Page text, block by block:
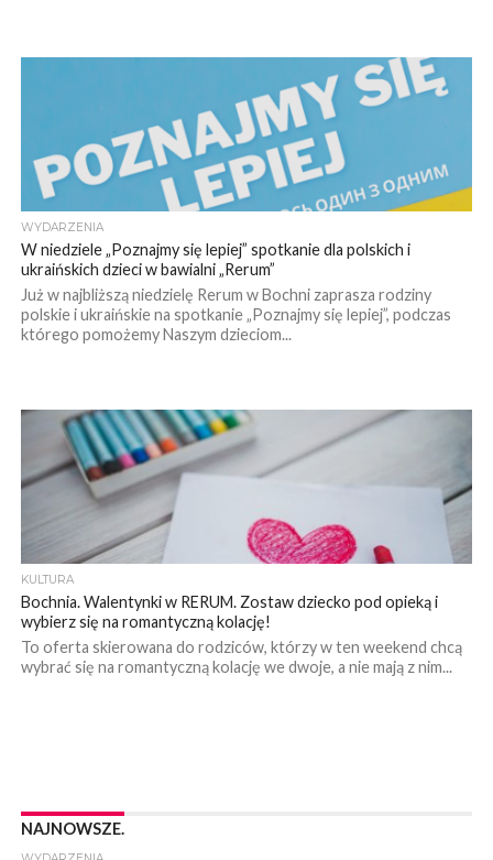
WYDARZENIA
W niedziele „Poznajmy się lepiej” spotkanie dla polskich i
ukraińskich dzieci w bawialni „Rerum”
Już w najbliższą niedzielę Rerum w Bochni zaprasza rodziny
polskie i ukraińskie na spotkanie „Poznajmy się lepiej”, podczas
którego pomożemy Naszym dzieciom...
KULTURA
Bochnia. Walentynki w RERUM. Zostaw dziecko pod opieką i
wybierz się na romantyczną kolację!
To oferta skierowana do rodziców, którzy w ten weekend chcą
wybrać się na romantyczną kolację we dwoje, a nie mają z nim...
NAJNOWSZE.